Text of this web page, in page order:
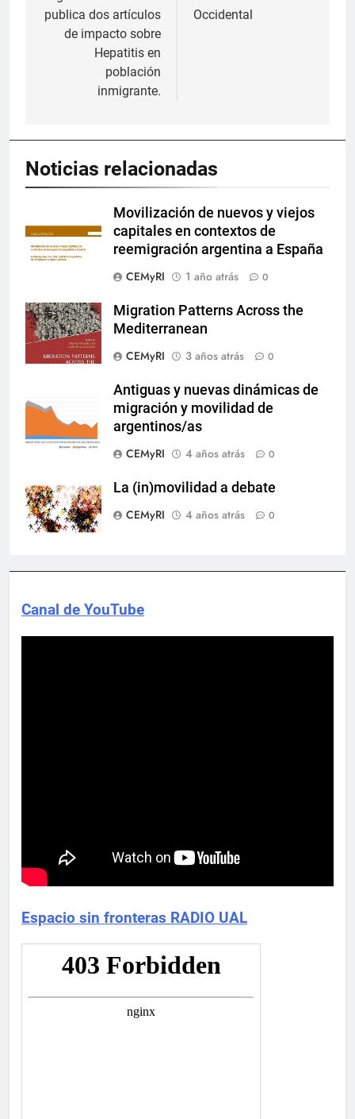
entradas
publica dos artículos
de impacto sobre
Hepatitis en
población
inmigrante.
Occidental
Noticias relacionadas
Movilización de nuevos y viejos
capitales en contextos de
reemigración argentina a España
CEMyRI
1 año atrás 0
Migration Patterns Across the
Mediterranean
CEMyRI
3 años atrás 0
Antiguas y nuevas dinámicas de
migración y movilidad de
argentinos/as
CEMyRI
4 años atrás 0
La (in)movilidad a debate
CEMyRI
4 años atrás 0
Canal de YouTube
Espacio sin fronteras RADIO UAL